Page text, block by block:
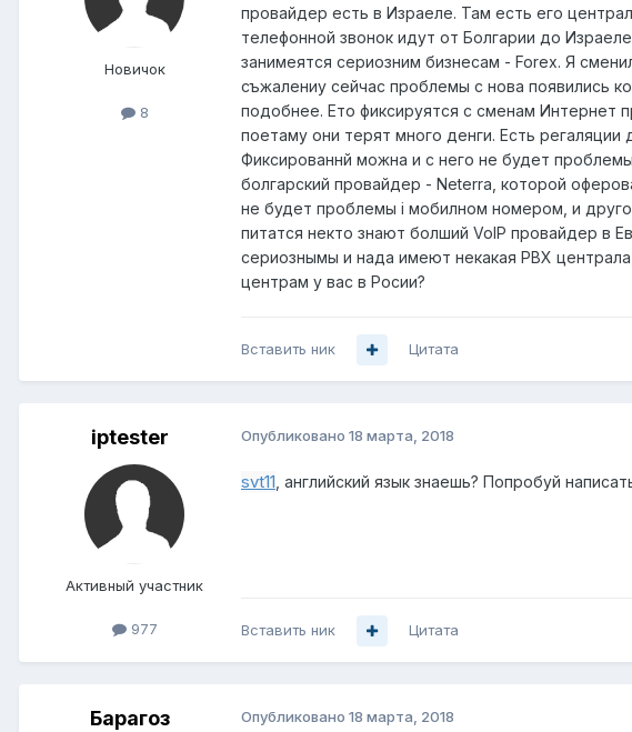
Новичок
8
провайдер есть в Израеле. Там есть его
телефонной звонок идут от Болгарии до
занимеятся сериозним бизнесам - Forex. Я
съжалениу сейчас проблемы с нова появились
подобнее. Ето фиксируятся с сменам Интернет
поетаму они терят много денги. Есть
Фиксированнй можна и с него не будет
болгарский провайдер - Neterra, которой
не будет проблемы i мобилном номером, и
питатся некто знают болший VoIP провайдер в
сериознымы и нада имеют некакая PBX
центрам у вас в Росии?
Вставить ник Цитата
iptester
Активный участник
977
Опубликовано 18 марта, 2018
svt11 , английский язык знаешь? Попробуй
Вставить ник Цитата
Барагоз Опубликовано 18 марта, 2018